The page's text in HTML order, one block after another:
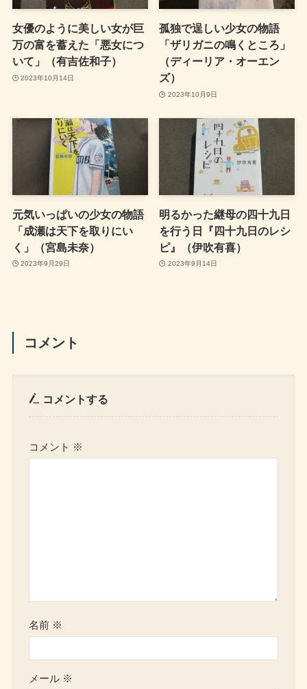
女優のように美しい女が巨
万の富を蓄えた「悪女につ
いて」（有吉佐和子）
2023年10月14日
孤独で逞しい少女の物語
「ザリガニの鳴くところ」
（ディーリア・オーエン
ズ）
2023年10月9日
元気いっぱいの少女の物語
「成瀬は天下を取りにい
く」（宮島未奈）
2023年9月29日
明るかった継母の四十九日
を行う日『四十九日のレシ
ピ』（伊吹有喜）
2023年9月14日
コメント
コメントする
コメント ※
名前 ※
メール ※